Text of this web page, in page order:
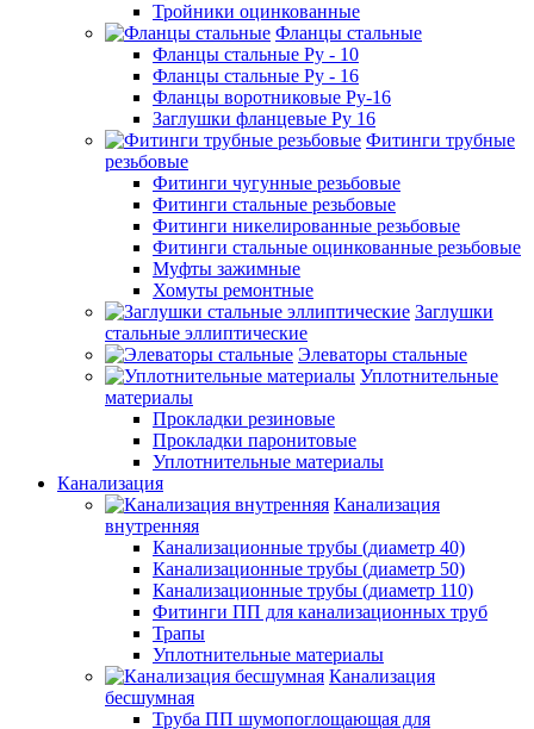
Тройники оцинкованные
Фланцы стальные
Фланцы стальные Ру - 10
Фланцы стальные Ру - 16
Фланцы воротниковые Ру-16
Заглушки фланцевые Ру 16
Фитинги трубные
резьбовые
Фитинги чугунные резьбовые
Фитинги стальные резьбовые
Фитинги никелированные резьбовые
Фитинги стальные оцинкованные резьбовые
Муфты зажимные
Хомуты ремонтные
Заглушки
стальные эллиптические
Элеваторы стальные
Уплотнительные
материалы
Прокладки резиновые
Прокладки паронитовые
Уплотнительные материалы
Канализация
Канализация
внутренняя
Канализационные трубы (диаметр 40)
Канализационные трубы (диаметр 50)
Канализационные трубы (диаметр 110)
Фитинги ПП для канализационных труб
Трапы
Уплотнительные материалы
Канализация
бесшумная
Труба ПП шумопоглощающая для